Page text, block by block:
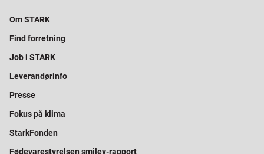
Om STARK
Find forretning
Job i STARK
Leverandørinfo
Presse
Fokus på klima
StarkFonden
Fødevarestyrelsen smiley-rapport